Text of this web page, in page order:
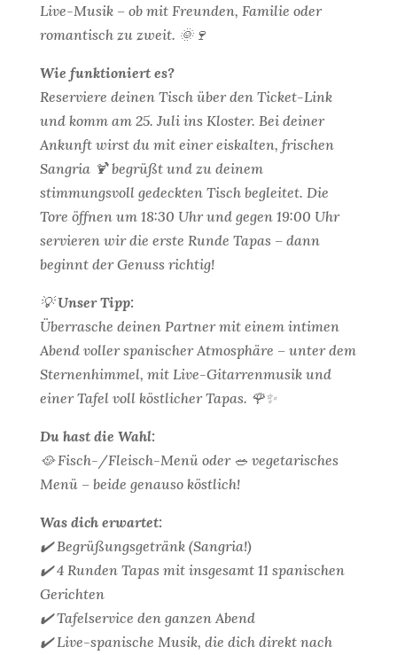
Live-Musik – ob mit Freunden, Familie oder
romantisch zu zweit. 🌞🍷
Wie funktioniert es?
Reserviere deinen Tisch über den Ticket-Link
und komm am 25. Juli ins Kloster. Bei deiner
Ankunft wirst du mit einer eiskalten, frischen
Sangria 🍹 begrüßt und zu deinem
stimmungsvoll gedeckten Tisch begleitet. Die
Tore öffnen um 18:30 Uhr und gegen 19:00 Uhr
servieren wir die erste Runde Tapas – dann
beginnt der Genuss richtig!
💡Unser Tipp:
Überrasche deinen Partner mit einem intimen
Abend voller spanischer Atmosphäre – unter dem
Sternenhimmel, mit Live-Gitarrenmusik und
einer Tafel voll köstlicher Tapas. 🌹✨
Du hast die Wahl:
🥘 Fisch-/Fleisch-Menü oder 🥗 vegetarisches
Menü – beide genauso köstlich!
Was dich erwartet:
✔️ Begrüßungsgetränk (Sangria!)
✔️ 4 Runden Tapas mit insgesamt 11 spanischen
Gerichten
✔️ Tafelservice den ganzen Abend
✔️ Live-spanische Musik, die dich direkt nach